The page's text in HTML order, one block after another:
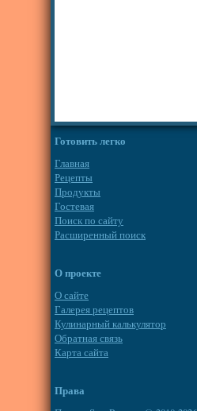
Готовить легко
Главная
Рецепты
Продукты
Гостевая
Поиск по сайту
Расширенный поиск
О проекте
О сайте
Галерея рецептов
Кулинарный калькулятор
Обратная связь
Карта сайта
Права